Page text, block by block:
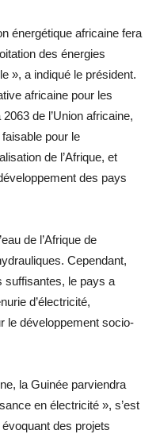
énergétique africaine fera
des énergies
», a indiqué le président.
africaine pour les
de l’Union africaine,
pour le
de l’Afrique, et
des pays
de l’Afrique de
Cependant,
suffisantes, le pays a
d’électricité,
le développement socio-
la Guinée parviendra
en électricité », s’est
des projets